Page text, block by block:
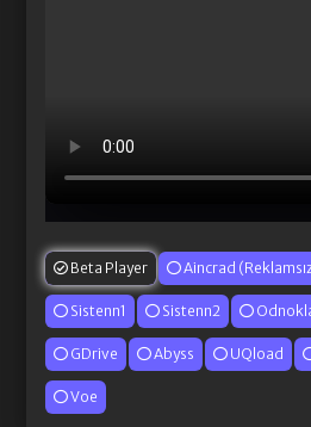
Beta Player Aincrad
Sistenn1 Sistenn2
GDrive Abyss UQload
Voe